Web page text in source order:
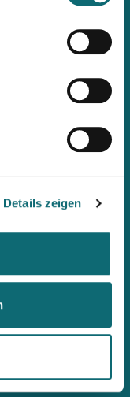
Details zeigen
Lehrgänge &
informiert werden